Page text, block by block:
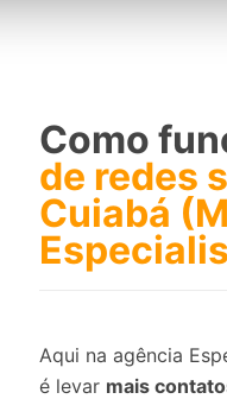
Como
de redes
Cuiabá
Aqui na agência
é levar mais